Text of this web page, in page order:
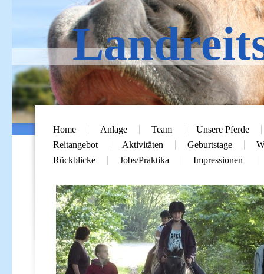
Home Anlage Team
Unsere Pferde
Reitangebot
Aktivitäten Geburtstage
Rückblicke
Jobs/Praktika Impressionen